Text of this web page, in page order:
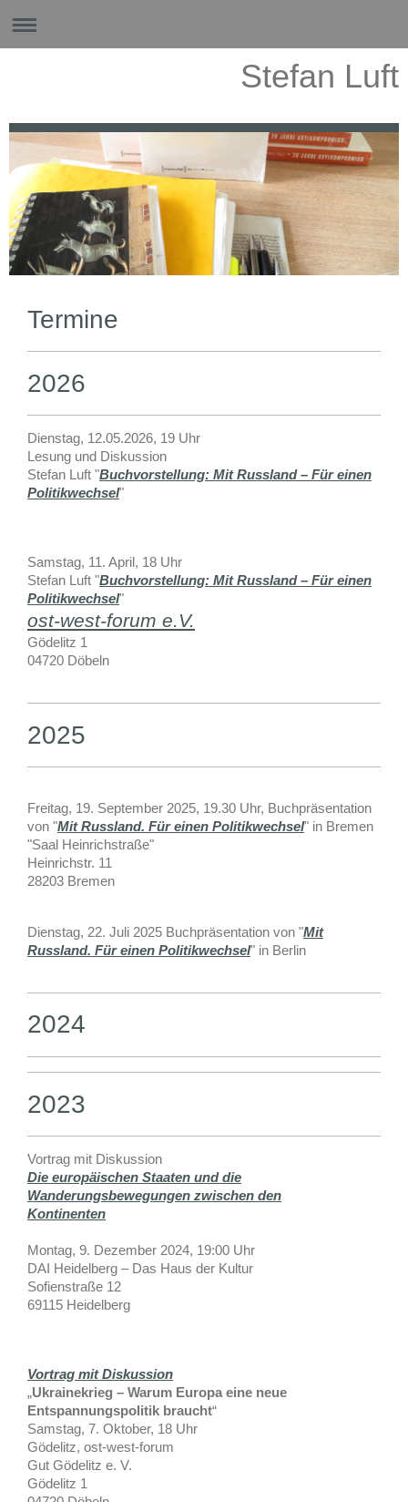
Stefan Luft
Termine
2026
Dienstag, 12.05.2026, 19 Uhr
Lesung und Diskussion
Stefan Luft "Buchvorstellung: Mit Russland – Für einen
Politikwechsel"
Samstag, 11. April, 18 Uhr
Stefan Luft "Buchvorstellung: Mit Russland – Für einen
Politikwechsel"
ost-west-forum e.V.
Gödelitz 1
04720 Döbeln
2025
Freitag, 19. September 2025, 19.30 Uhr, Buchpräsentation
von "Mit Russland. Für einen Politikwechsel" in Bremen
"Saal Heinrichstraße"
Heinrichstr. 11
28203 Bremen
Dienstag, 22. Juli 2025 Buchpräsentation von "Mit
Russland. Für einen Politikwechsel" in Berlin
2024
2023
Vortrag mit Diskussion
Die europäischen Staaten und die
Wanderungsbewegungen zwischen den
Kontinenten
Montag, 9. Dezember 2024, 19:00 Uhr
DAI Heidelberg – Das Haus der Kultur
Sofienstraße 12
69115 Heidelberg
Vortrag mit Diskussion
„Ukrainekrieg – Warum Europa eine neue
Entspannungspolitik braucht“
Samstag, 7. Oktober, 18 Uhr
Gödelitz, ost-west-forum
Gut Gödelitz e. V.
Gödelitz 1